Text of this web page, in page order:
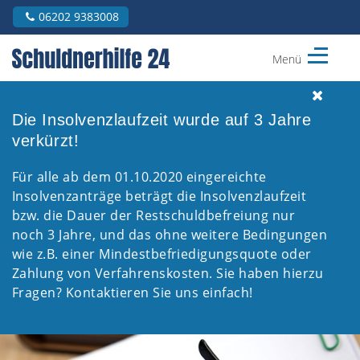
06202 9383008
Rhein
Neckar
Menü
Die Insolvenzlaufzeit wurde auf 3 Jahre
verkürzt!
Für alle ab dem 01.10.2020 eingereichte
Insolvenzanträge beträgt die Insolvenzlaufzeit
bzw. die Dauer der Restschuldbefreiung nur
noch 3 Jahre, und das ohne weitere Bedingungen
wie z.B. einer Mindestbefriedigungsquote oder
Zahlung von Verfahrenskosten. Sie haben hierzu
Fragen? Kontaktieren Sie uns einfach!